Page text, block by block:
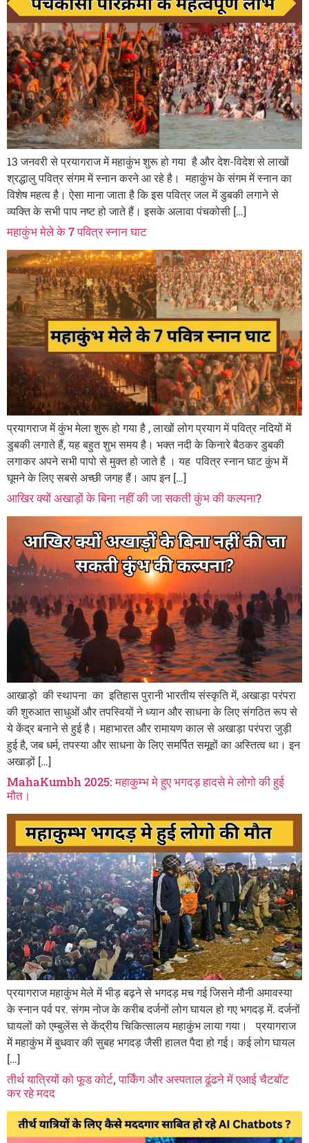
13 जनवरी से प्रयागराज में महाकुंभ शुरू हो गया है और देश-विदेश से लाखों
श्रद्धालु पवित्र संगम में स्नान करने आ रहे है। महाकुंभ के संगम में स्नान का
विशेष महत्व है। ऐसा माना जाता है कि इस पवित्र जल में डुबकी लगाने से
व्यक्ति के सभी पाप नष्ट हो जाते हैं। इसके अलावा पंचकोसी […]
महाकुंभ मेले के 7 पवित्र स्नान घाट
प्रयागराज में कुंभ मेला शुरू हो गया है , लाखों लोग प्रयाग में पवित्र नदियों में
डुबकी लगाते हैं, यह बहुत शुभ समय है। भक्त नदी के किनारे बैठकर डुबकी
लगाकर अपने सभी पापो से मुक्त हो जाते है । यह पवित्र स्नान घाट कुंभ में
घूमने के लिए सबसे अच्छी जगह हैं। आप इन […]
आखिर क्यों अखाड़ों के बिना नहीं की जा सकती कुंभ की कल्पना?
आखाड़ो की स्थापना का इतिहास पुरानी भारतीय संस्कृति में, अखाड़ा परंपरा
की शुरुआत साधुओं और तपस्वियों ने ध्यान और साधना के लिए संगठित रूप से
ये केंद्र बनाने से हुई है। महाभारत और रामायण काल से अखाड़ा परंपरा जुड़ी
हुई है, जब धर्म, तपस्या और साधना के लिए समर्पित समूहों का अस्तित्व था। इन
अखाड़ों […]
MahaKumbh 2025: महाकुम्भ मे हुए भगदड़ हादसे मे लोगो की हुई
मौत।
प्रयागराज महाकुंभ मेले में भीड़ बढ़ने से भगदड़ मच गई जिसने मौनी अमावस्या
के स्नान पर्व पर. संगम नोज के करीब दर्जनों लोग घायल हो गए भगदड़ में. दर्जनों
घायलों को एम्बुलेंस से केंद्रीय चिकित्सालय महाकुंभ लाया गया। प्रयागराज
में महाकुंभ में बुधवार की सुबह भगदड़ जैसी हालत पैदा हो गई। कई लोग घायल
[…]
तीर्थ यात्रियों को फूड कोर्ट, पार्किंग और अस्पताल ढूंढने में एआई चैटबॉट
कर रहे मदद